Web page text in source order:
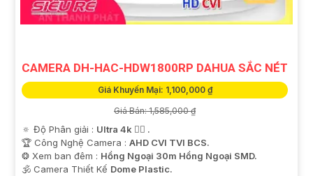
CAMERA DH-HAC-HDW1800RP DAHUA SẮC NÉT
Giá Khuyến Mại: 1,100,000 ₫
Giá Bán: 1,585,000 ₫
🔅 Độ Phân giải : Ultra 4k 👍🏾 .
🏆 Công Nghệ Camera : AHD CVI TVI BCS.
❂ Xem ban đêm : Hồng Ngoại 30m Hồng Ngoại SMD.
🕉️ Camera Thiết Kế Dome Plastic.